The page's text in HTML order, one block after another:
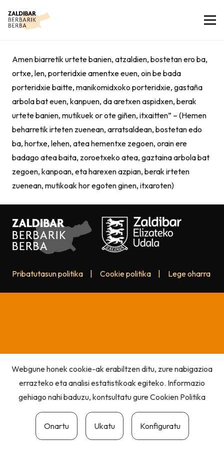
Amen biarretik urtete banien, atzaldien, bostetan ero ba,
ortxe, len, porteridxie amentxe euen, oin be bada
porteridxie baitte, manikomidxoko porteridxie, gastaña
arbola bat euen, kanpuen, da aretxen aspidxen, berak
urtete banien, mutikuek or ote giñen, itxaitten” – (Hemen
beharretik irteten zuenean, arratsaldean, bostetan edo
ba, hortxe, lehen, atea hementxe zegoen, orain ere
badago atea baita, zoroetxeko atea, gaztaina arbola bat
zegoen, kanpoan, eta harexen azpian, berak irteten
zuenean, mutikoak hor egoten ginen, itxaroten)
Pribatutasun politika Cookie politika Lege oharra
Webgune honek cookie-ak erabiltzen ditu, zure nabigazioa
errazteko eta analisi estatistikoak egiteko. Informazio
gehiago nahi baduzu, kontsultatu gureCookien Politika
Onartu Ukatu Konfiguratu